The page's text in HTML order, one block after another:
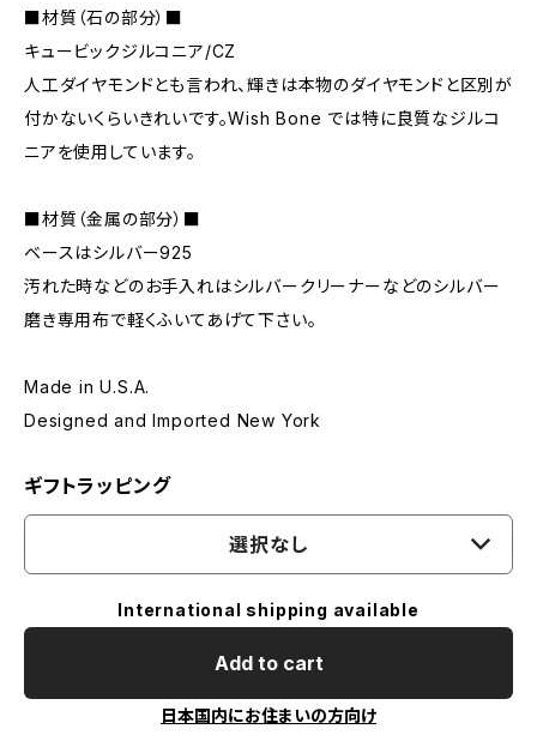
■材質（石の部分）■
キュービックジルコニア/CZ
人工ダイヤモンドとも言われ、輝きは本物のダイヤモンドと区別が
付かないくらいきれいです。Wish Bone では特に良質なジルコ
ニアを使用しています。
■材質（金属の部分）■
ベースはシルバー925
汚れた時などのお手入れはシルバークリーナーなどのシルバー
磨き専用布で軽くふいてあげて下さい。
Made in U.S.A.
Designed and Imported New York
ギフトラッピング
選択なし
International shipping available
Add to cart
日本国内にお住まいの方向け